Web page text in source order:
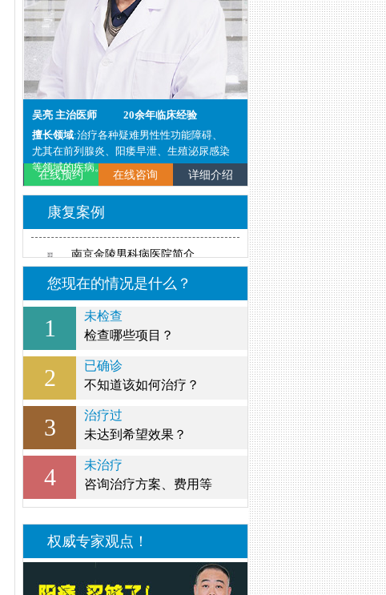
吴亮 主治医师
20余年临床经验
擅长领域:治疗各种疑难男性性功能障碍、
尤其在前列腺炎、阳痿早泄、生殖泌尿感染
等领域的疾病。
在线预约 在线咨询 详细介绍
李耀峰 主治医师
20余
擅长领域:泌尿外科各种疑
男性不育、性功能障碍等。
在线预约
在线咨询
康复案例
南京金陵男科病医院简介
您现在的情况是什么？
1
未检查
检查哪些项目？
2
已确诊
不知道该如何治疗？
3
治疗过
未达到希望效果？
4
未治疗
咨询治疗方案、费用等
权威专家观点！